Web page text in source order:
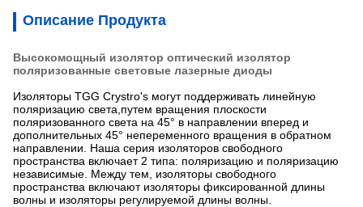
Описание Продукта
Высокомощный изолятор оптический изолятор
поляризованные световые лазерные диоды
Изоляторы TGG Crystro's могут поддерживать линейную
поляризацию света,путем вращения плоскости
поляризованного света на 45° в направлении вперед и
дополнительных 45° непеременного вращения в обратном
направлении. Наша серия изоляторов свободного
пространства включает 2 типа: поляризацию и поляризацию
независимые. Между тем, изоляторы свободного
пространства включают изоляторы фиксированной длины
волны и изоляторы регулируемой длины волны.